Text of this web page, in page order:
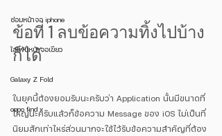
ซ่อมหน้าจอ iphone
ไอโฟนหน้าจอเขียว
Galaxy Z Fold
oppo find x
ข้อที่ 1 ลบข้อความทิ้งไปบ้าง
ก็ได้
ในยุคนี้ต้องยอมรับนะครับว่า Application นั้นมีขนาดที่
ใหญ่นะครับแล้วก็ข้อความ Message ของ iOS ไม่เป็นที่
นิยมสักเท่าไหร่ส่วนมากจะใช้ไว้รับข้อความสำคัญที่ต้อง